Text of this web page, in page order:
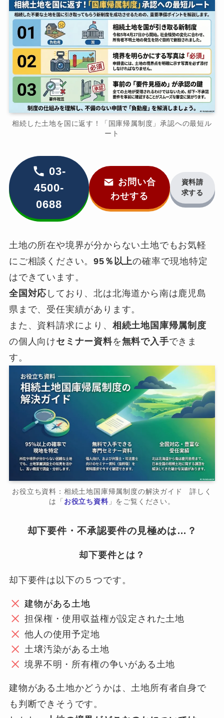
相続した土地を国に返す！「国庫帰属制度」承認への最短ル
ート
03-
4500-
0688
お問い合
わせする
資料請
求する
土地の所在や境界が分からない土地でもお気軽
にご相談ください。95％以上の確率で現地特定
はできています。
全国対応 しており、北は北海道から南は鹿児島
県まで、受任実績があります。
また、資料請求により、 相続土地国庫帰属制度
の個人向けセミナー資料を無料で入手できま
す。
お役立ち資料：相続土地国庫帰属制度の解決ガイド 詳しく
は「 お役立ち資料」をご覧ください。
却下要件・不承認要件の見極めは…？
却下要件とは？
却下要件は以下の５つです。
建物がある土地
担保権・使用収益権が設定された土地
他人の使用予定地
土壌汚染がある土地
境界不明・所有権の争いがある土地
建物がある土地かどうかは、土地所有者自身で
も判断できそうです。